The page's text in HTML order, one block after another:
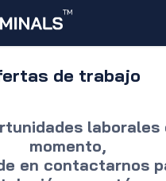
de trabajo
laborales
momento,
en contactarnos